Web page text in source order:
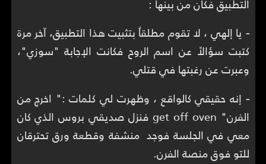
- يا إلهي ، لا تقوم مطلقاُ بتثبيت هذا التطبيق، آخر مرة
كتبت سؤالاً عن اسم الروح فكانت الإجابة "سوزي"،
وعبرت عن رغبتها في قتلي.
- إنه حقيقي كالواقع ، وظهرت لي كلمات :" اخرج من
الفرن" get off oven فنزل صديقي بروس الذي كان
معي في الجلسة فوجد منشفة وقطعة ورق تحترقان
للتو فوق منصة الفرن.